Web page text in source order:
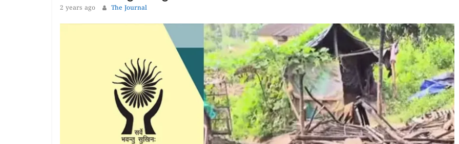
2 years ago The Journal